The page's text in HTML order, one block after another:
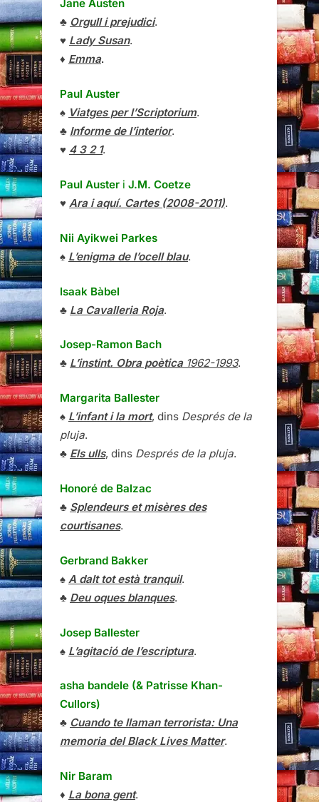
Jane Austen
♣ Orgull i prejudici.
♥ Lady Susan.
♦ Emma.
Paul Auster
♠ Viatges per l’Scriptorium.
♣ Informe de l’interior.
♥ 4 3 2 1.
Paul Auster i J.M. Coetze
♥ Ara i aquí. Cartes (2008-2011).
Nii Ayikwei Parkes
♠ L’enigma de l’ocell blau.
Isaak Bàbel
♣ La Cavalleria Roja.
Josep-Ramon Bach
♣ L’instint. Obra poètica1962-1993.
Margarita Ballester
♠ L’infant i la mort, dins Després de la
pluja.
♣ Els ulls, dins Després de la pluja.
Honoré de Balzac
♣ Splendeurs et misères des
courtisanes.
Gerbrand Bakker
♠ A dalt tot està tranquil.
♣ Deu oques blanques.
Josep Ballester
♠ L’agitació de l’escriptura.
asha bandele (& Patrisse Khan-
Cullors)
♣ Cuando te llaman terrorista: Una
memoria del Black Lives Matter.
Nir Baram
♦ La bona gent.